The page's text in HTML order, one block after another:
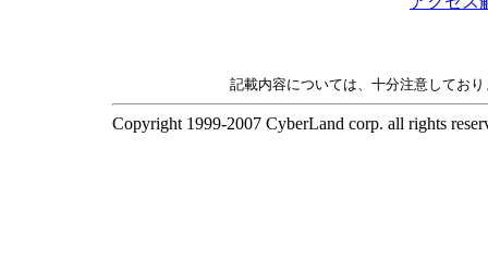
記載内容については、十分注意してお
Copyright 1999-2007 CyberLand corp. all rights